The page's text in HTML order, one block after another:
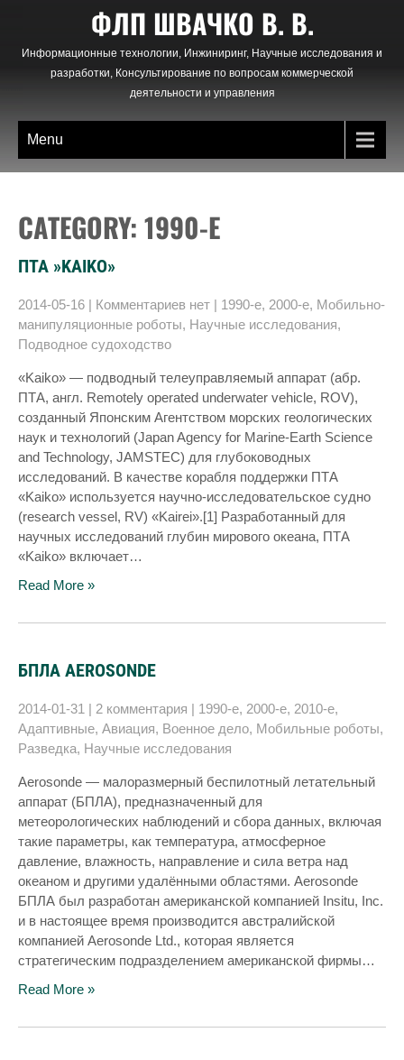
content
ФЛП ШВАЧКО В. В.
Информационные технологии, Инжиниринг, Научные исследования и
разработки, Консультирование по вопросам коммерческой
деятельности и управления
Menu
CATEGORY: 1990-Е
ПТА »KAIKO»
2014-05-16 | Комментариев нет | 1990-е, 2000-е, Мобильно-
манипуляционные роботы, Научные исследования,
Подводное судоходство
«Kaiko» — подводный телеуправляемый аппарат (абр.
ПТА, англ. Remotely operated underwater vehicle, ROV),
созданный Японским Агентством морских геологических
наук и технологий (Japan Agency for Marine-Earth Science
and Technology, JAMSTEC) для глубоководных
исследований. В качестве корабля поддержки ПТА
«Kaiko» используется научно-исследовательское судно
(research vessel, RV) «Kairei».[1] Разработанный для
научных исследований глубин мирового океана, ПТА
«Kaiko» включает…
Read More »
БПЛА AEROSONDE
2014-01-31 | 2 комментария | 1990-е, 2000-е, 2010-е,
Адаптивные, Авиация, Военное дело, Мобильные роботы,
Разведка, Научные исследования
Aerosonde — малоразмерный беспилотный летательный
аппарат (БПЛА), предназначенный для
метеорологических наблюдений и сбора данных, включая
такие параметры, как температура, атмосферное
давление, влажность, направление и сила ветра над
океаном и другими удалёнными областями. Aerosonde
БПЛА был разработан американской компанией Insitu, Inc.
и в настоящее время производится австралийской
компанией Aerosonde Ltd., которая является
стратегическим подразделением американской фирмы…
Read More »